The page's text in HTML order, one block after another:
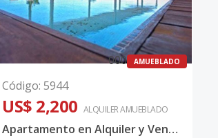
000 AMUEBLADO
Código: 5944
US$ 2,200 ALQUILERAMUEBLADO
Apartamento en Alquiler y Venta en el Malecon, con Balcón